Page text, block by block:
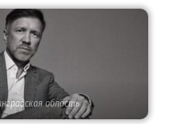
область